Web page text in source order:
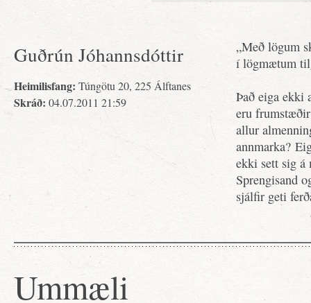
Guðrún Jóhannsdóttir
Heimilisfang: Túngötu 20, 225 Álftanes
Skráð: 04.07.2011 21:59
„Með lögum
í lögmætum
Það eiga ekki
eru
allur
annmarka?
ekki sett sig
Sprengisand
sjálfir geti
Ummæli